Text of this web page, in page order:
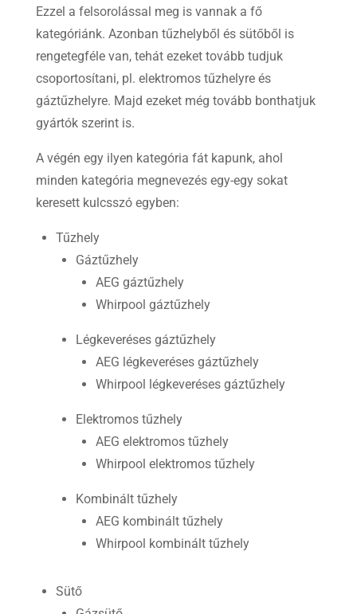
Ezzel a felsorolással meg is vannak a fő
kategóriánk. Azonban tűzhelyből és sütőből is
rengetegféle van, tehát ezeket tovább tudjuk
csoportosítani, pl. elektromos tűzhelyre és
gáztűzhelyre. Majd ezeket még tovább bonthatjuk
gyártók szerint is.
A végén egy ilyen kategória fát kapunk, ahol
minden kategória megnevezés egy-egy sokat
keresett kulcsszó egyben:
Tűzhely
Gáztűzhely
AEG gáztűzhely
Whirpool gáztűzhely
Légkeveréses gáztűzhely
AEG légkeveréses gáztűzhely
Whirpool légkeveréses gáztűzhely
Elektromos tűzhely
AEG elektromos tűzhely
Whirpool elektromos tűzhely
Kombinált tűzhely
AEG kombinált tűzhely
Whirpool kombinált tűzhely
Sütő